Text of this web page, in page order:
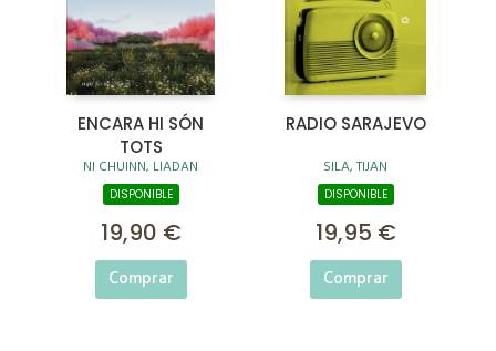
ENCARA HI SÓN
TOTS
NI CHUINN, LIADAN
DISPONIBLE
19,90 €
Comprar
RADIO SARAJEVO
SILA, TIJAN
DISPONIBLE
19,95 €
Comprar